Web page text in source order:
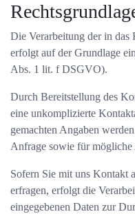
Die Verarbeitung der in das
erfolgt auf der Grundlage
Abs. 1 lit. f DSGVO).
Durch Bereitstellung des
eine unkomplizierte
gemachten Angaben
Anfrage sowie für mögliche
Sofern Sie mit uns Kontakt
erfragen, erfolgt die
eingegebenen Daten zur